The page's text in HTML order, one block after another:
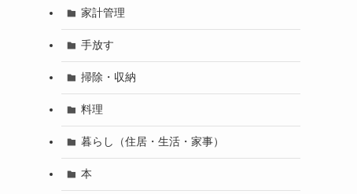
家計管理
手放す
掃除・収納
料理
暮らし（住居・生活・家事）
本